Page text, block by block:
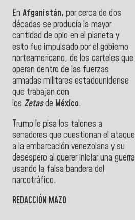
En Afganistán, por cerca de dos
décadas se producía la mayor
cantidad de opio en el planeta y
esto fue impulsado por el gobierno
norteamericano, de los carteles que
operan dentro de las fuerzas
armadas militares estadounidense
que trabajan con
los Zetasde México.
Trump le pisa los talones a
senadores que cuestionan el ataque
a la embarcación venezolana y su
desespero al querer iniciar una guerra
usando la falsa bandera del
narcotráfico.
REDACCIÓN MAZO